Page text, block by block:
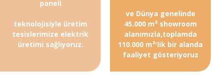
paneli
teknolojisiyle üretim
tesislerimize elektrik
üretimi sağlıyoruz.
ve Dünya genelinde
45.000 m² showroom
alanımızla,toplamda
110.000 m²'lik bir alanda
faaliyet gösteriyoruz